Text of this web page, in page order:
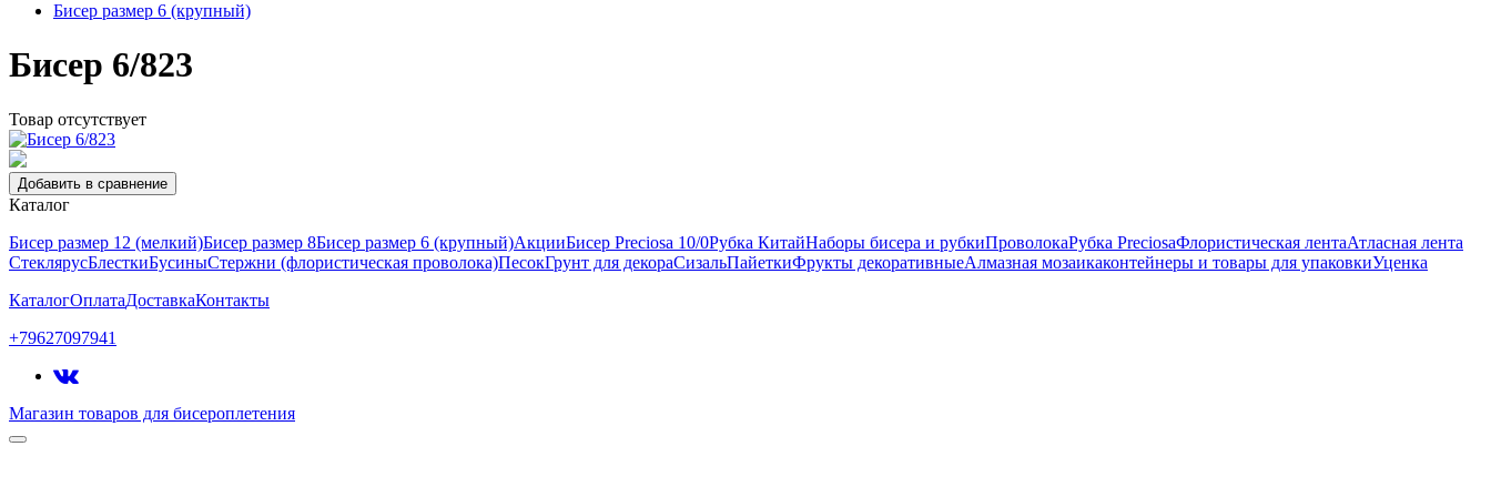
Бисер размер 6 (крупный)
Бисер 6/823
Товар отсутствует
Добавить в сравнение
Каталог
Бисер размер 12 (мелкий)Бисер размер 8Бисер размер 6 (крупный)АкцииБисер Preciosa 10/0Рубка КитайНаборы бисера и рубкиПроволокаРубка PreciosaФлористическая лентаАтласная лента
СтеклярусБлесткиБусиныСтержни (флористическая проволока)ПесокГрунт для декораСизальПайеткиФрукты декоративныеАлмазная мозаикаконтейнеры и товары для упаковкиУценка
КаталогОплатаДоставкаКонтакты
+79627097941
Магазин товаров для бисероплетения